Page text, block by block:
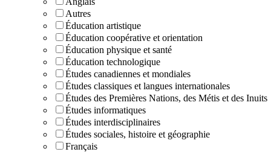
Autres
Éducation artistique
Éducation coopérative et orientation
Éducation physique et santé
Éducation technologique
Études canadiennes et mondiales
Études classiques et langues internationales
Études des Premières Nations, des Métis et des Inuits
Études informatiques
Études interdisciplinaires
Études sociales, histoire et géographie
Français